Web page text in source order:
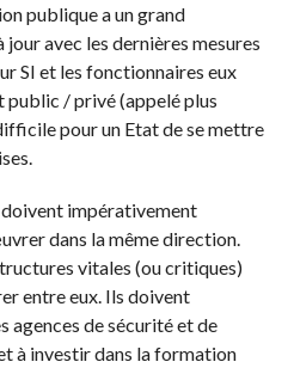
publique a un grand
avec les dernières mesures
SI et les fonctionnaires eux
public / privé (appelé plus
pour un Etat de se mettre
impérativement
dans la même direction.
vitales (ou critiques)
entre eux. Ils doivent
agences de sécurité et de
à investir dans la formation